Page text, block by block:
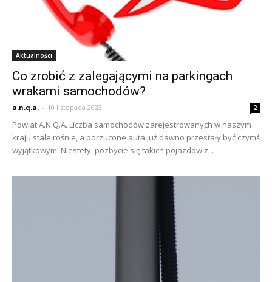
Aktualności
Co zrobić z zalegającymi na parkingach
wrakami samochodów?
a.n.q.a. - 10 listopada 2023 2
Powiat A.N.Q.A. Liczba samochodów zarejestrowanych w naszym
kraju stale rośnie, a porzucone auta już dawno przestały być czymś
wyjątkowym. Niestety, pozbycie się takich pojazdów z...